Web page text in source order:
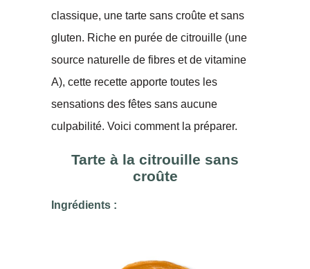
classique, une tarte sans croûte et sans
gluten. Riche en purée de citrouille (une
source naturelle de fibres et de vitamine
A), cette recette apporte toutes les
sensations des fêtes sans aucune
culpabilité. Voici comment la préparer.
Tarte à la citrouille sans
croûte
Ingrédients :